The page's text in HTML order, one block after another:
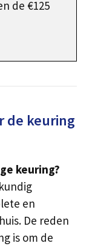
de €125
de keuring
keuring?
en
De reden
is om de